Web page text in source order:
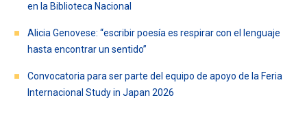
Académicos
en la Biblioteca Nacional
Alicia Genovese: “escribir poesía es respirar con el lenguaje
hasta encontrar un sentido”
Convocatoria para ser parte del equipo de apoyo de la Feria
Internacional Study in Japan 2026